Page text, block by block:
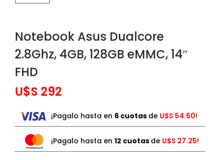
Notebook Asus Dualcore
2.8Ghz, 4GB, 128GB eMMC, 14″
FHD
U$S 292
¡Pagalo hasta en 6 cuotas de U$S 54.50!
¡Pagalo hasta en 12 cuotas de U$S 27.25!